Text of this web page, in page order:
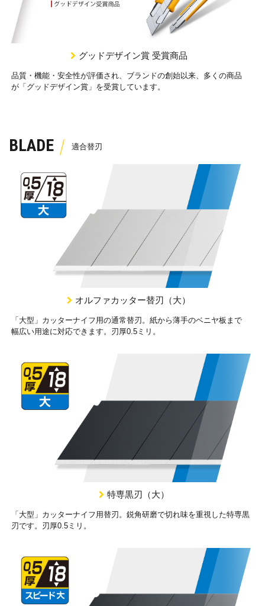
グッドデザイン賞 受賞商品
品質・機能・安全性が評価され、ブランドの創始以来、多くの商品
が「グッドデザイン賞」を受賞しています。
BLADE
オルファカッター替刃（大）
「大型」カッターナイフ用の通常替刃。紙から薄手のベニヤ板まで
幅広い用途に対応できます。刃厚0.5ミリ。
特専黒刃（大）
「大型」カッターナイフ用替刃。鋭角研磨で切れ味を重視した特専黒
刃です。刃厚0.5ミリ。